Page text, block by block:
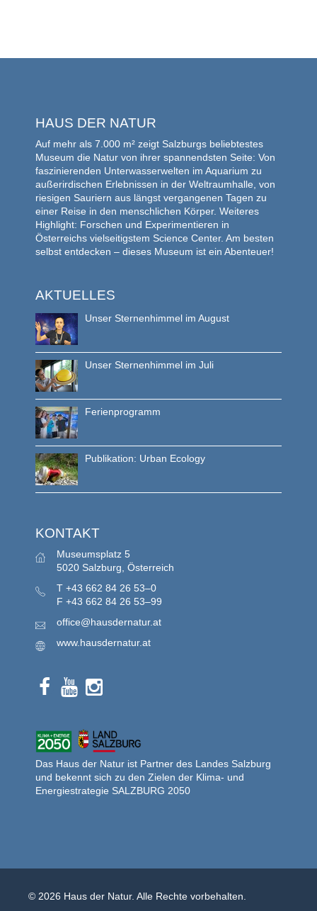
HAUS DER NATUR
Auf mehr als 7.000 m² zeigt Salzburgs beliebtestes
Museum die Natur von ihrer spannendsten Seite: Von
faszinierenden Unterwasserwelten im Aquarium zu
außerirdischen Erlebnissen in der Weltraumhalle, von
riesigen Sauriern aus längst vergangenen Tagen zu
einer Reise in den menschlichen Körper. Weiteres
Highlight: Forschen und Experimentieren in
Österreichs vielseitigstem Science Center. Am besten
selbst entdecken – dieses Museum ist ein Abenteuer!
AKTUELLES
Unser Sternenhimmel im August
Unser Sternenhimmel im Juli
Ferienprogramm
Publikation: Urban Ecology
KONTAKT
Museumsplatz 5
5020 Salzburg, Österreich
T +43 662 84 26 53–0
F +43 662 84 26 53–99
office@hausdernatur.at
www.hausdernatur.at
Das Haus der Natur ist Partner des Landes Salzburg
und bekennt sich zu den Zielen der Klima- und
Energiestrategie SALZBURG 2050
© 2026 Haus der Natur. Alle Rechte vorbehalten.